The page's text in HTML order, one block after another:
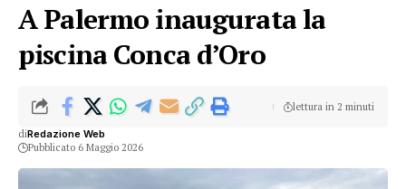
A Palermo inaugurata la
piscina Conca d’Oro
diRedazione Web
Pubblicato 6 Maggio 2026
lettura in 2 minuti